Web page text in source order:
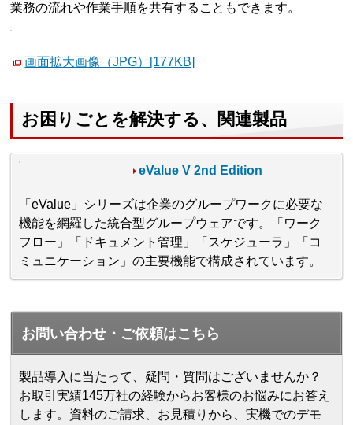
業務の流れや作業手順を共有することもできます。
画面拡大画像（JPG）[177KB]
お困りごとを解決する、関連製品
eValue V 2nd Edition
「eValue」シリーズは企業のグループワークに必要な
機能を網羅した統合型グループウェアです。「ワーク
フロー」「ドキュメント管理」「スケジューラ」「コ
ミュニケーション」の主要機能で構成されています。
お問い合わせ・ご依頼はこちら
製品導入に当たって、疑問・質問はございませんか？
お取引実績145万社の経験からお客様のお悩みにお答え
します。 資料のご請求、お見積りから、実機でのデモ